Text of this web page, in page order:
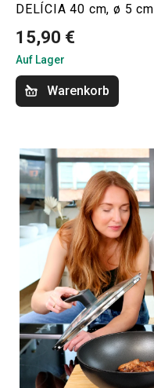
DELÍCIA 40 cm, ø 5 cm
15,90 €
Auf Lager
Warenkorb